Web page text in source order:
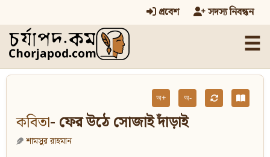
প্রবেশ সদস্য নিবন্ধন
☰
অ+ অ-
কবিতা- ফের উঠে সোজাই দাঁড়াই
শামসুর রাহমান